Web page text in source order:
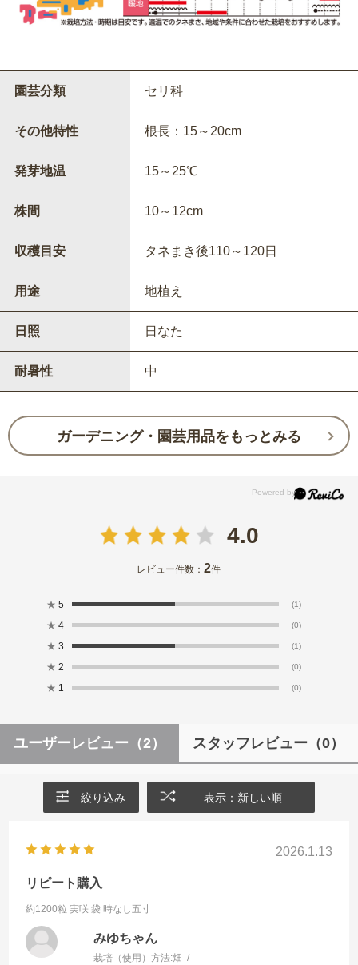
園芸分類 セリ科
その他特性 根長：15～20cm
発芽地温 15～25℃
株間 10～12cm
収穫目安 タネまき後110～120日
用途 地植え
日照 日なた
耐暑性 中
ガーデニング・園芸用品をもっとみる
4.0
レビュー件数：2件
★ 5 (1)
★ 4 (0)
★ 3 (1)
★ 2 (0)
★ 1 (0)
ユーザーレビュー （2） スタッフレビュー （0）
絞り込み 表示：新しい順
2026.1.13
リピート購入
約1200粒 実咲 袋 時なし五寸
みゆちゃん
栽培（使用）方法:畑